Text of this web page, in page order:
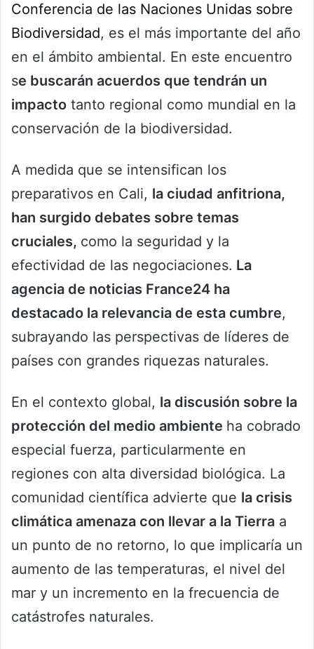
Conferencia de las Naciones Unidas sobre
Biodiversidad, es el más importante del año
en el ámbito ambiental. En este encuentro
se buscarán acuerdos que tendrán un
impacto tanto regional como mundial en la
conservación de la biodiversidad.
A medida que se intensifican los
preparativos en Cali, la ciudad anfitriona,
han surgido debates sobre temas
cruciales, como la seguridad y la
efectividad de las negociaciones. La
agencia de noticias France24 ha
destacado la relevancia de esta cumbre,
subrayando las perspectivas de líderes de
países con grandes riquezas naturales.
En el contexto global, la discusión sobre la
protección del medio ambiente ha cobrado
especial fuerza, particularmente en
regiones con alta diversidad biológica. La
comunidad científica advierte que la crisis
climática amenaza con llevar a la Tierra a
un punto de no retorno, lo que implicaría un
aumento de las temperaturas, el nivel del
mar y un incremento en la frecuencia de
catástrofes naturales.